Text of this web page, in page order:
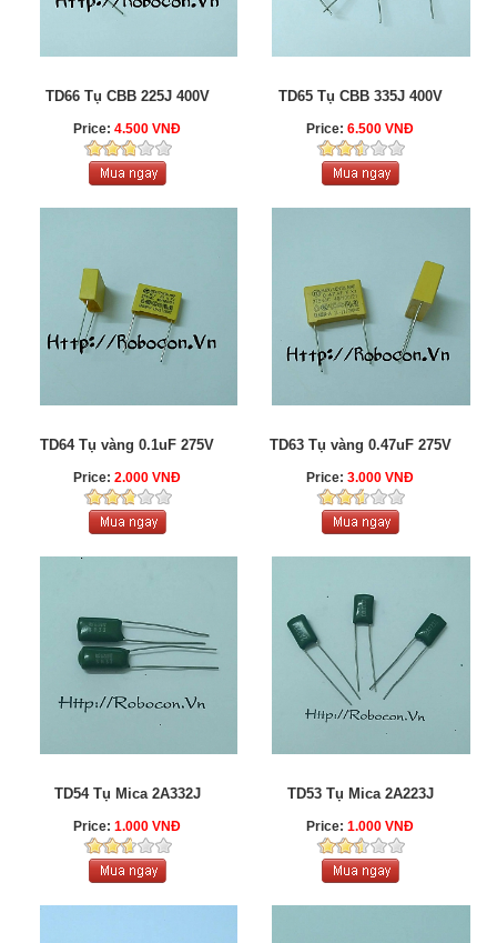
TD66 Tụ CBB 225J 400V
Price:4.500 VNĐ
TD65 Tụ CBB 335J 400V
Price:6.500 VNĐ
TD64 Tụ vàng 0.1uF 275V
Price:2.000 VNĐ
TD63 Tụ vàng 0.47uF 275V
Price:3.000 VNĐ
TD54 Tụ Mica 2A332J
Price:1.000 VNĐ
TD53 Tụ Mica 2A223J
Price:1.000 VNĐ